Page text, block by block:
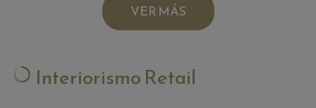
VER MÁS
Interiorismo Retail